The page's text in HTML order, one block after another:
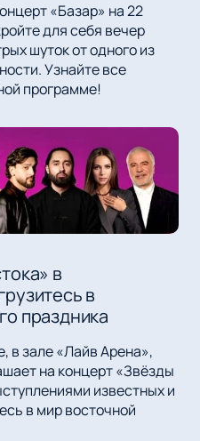
«Базар» на 22
для себя вечер
шуток от одного из
Узнайте все
программе!
в
в
праздника
в зале «Лайв Арена»,
на концерт «Звёзды
известных и
в мир восточной